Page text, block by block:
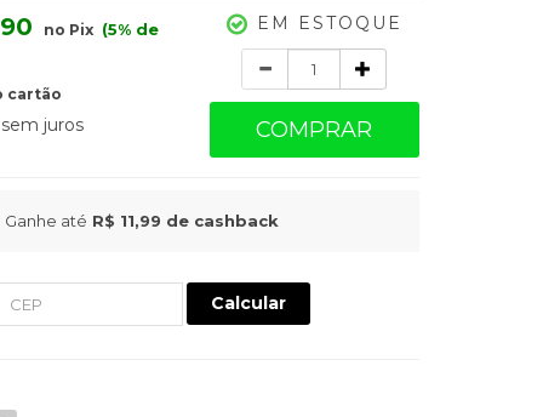
no Pix (5% de
cartão
sem juros
EM ESTOQUE
COMPRAR
Ganhe até R$ 11,99 de cashback
Calcular